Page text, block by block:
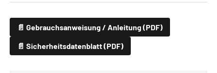
📄 Gebrauchsanweisung / Anleitung (PDF)
📄 Sicherheitsdatenblatt (PDF)